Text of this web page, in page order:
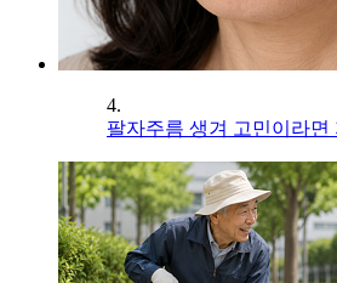
4.
팔자주름 생겨 고민이라면